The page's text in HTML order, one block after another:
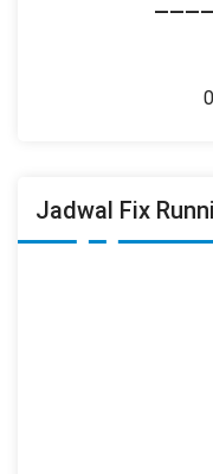
Jadwal Fix